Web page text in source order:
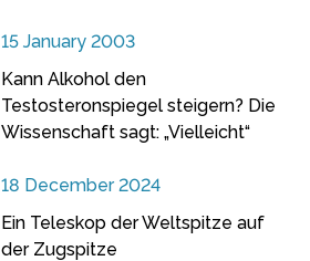
15 January 2003
Kann Alkohol den
Testosteronspiegel steigern? Die
Wissenschaft sagt: „Vielleicht“
18 December 2024
Ein Teleskop der Weltspitze auf
der Zugspitze